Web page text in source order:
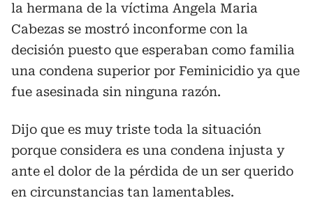
la hermana de la víctima Angela Maria
Cabezas se mostró inconforme con la
decisión puesto que esperaban como familia
una condena superior por Feminicidio ya que
fue asesinada sin ninguna razón.
Dijo que es muy triste toda la situación
porque considera es una condena injusta y
ante el dolor de la pérdida de un ser querido
en circunstancias tan lamentables.